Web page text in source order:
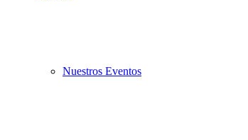
Nuestros Eventos